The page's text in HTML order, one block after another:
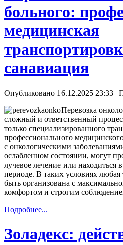
больного:
медицинская
санавиация
Опубликовано 16.12.2025 23:33 |
Перевозка
сложный и ответственный
только специализированного
профессионального
с онкологическими
ослабленном состоянии, могут
лучевое лечение или находиться
периоде. В таких условиях
быть организована с
комфортом и строгим
Подробнее...
Золадекс: